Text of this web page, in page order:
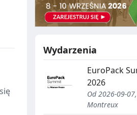
Wydarzenia
EuroPack
2026
Od 2026-09-07,
Montreux